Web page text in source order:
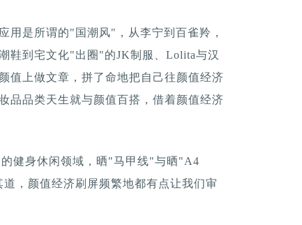
用是所谓的"国潮风"，从李宁到百雀羚，
鞋到宅文化"出圈"的JK制服、Lolita与汉
值上做文章，拼了命地把自己往颜值经济
品品类天生就与颜值百搭，借着颜值经济
健身休闲领域，晒"马甲线"与晒"A4
，颜值经济刷屏频繁地都有点让我们审